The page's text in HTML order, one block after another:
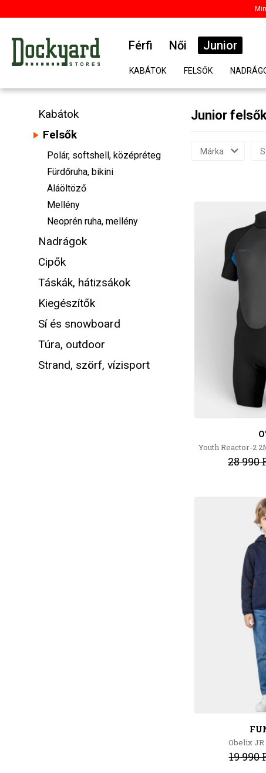
Férfi Női Junior
KABÁTOK FELSŐK
Kabátok
Felsők
Polár, softshell, középréteg
Fürdőruha, bikini
Aláöltöző
Mellény
Neoprén ruha, mellény
Nadrágok
Cipők
Táskák, hátizsákok
Kiegészítők
Sí és snowboard
Túra, outdoor
Strand, szörf, vízisport
Junior
Márka
Youth Reactor-2
28 990
Obelix
19 990